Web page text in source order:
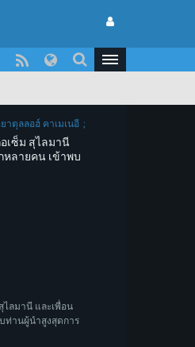
ตุลลอฮ์ คาเมเนอี
เซ็ม สุไลมานี
ลายคน เข้าพบ
ลมานี และเพื่อน
ท่านผู้นําสูงสุดการ